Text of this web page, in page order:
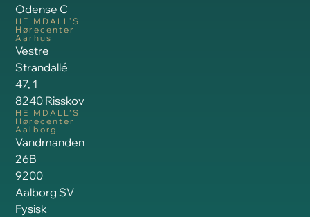
Odense C
HEIMDALL’S
Hørecenter
Aarhus
Vestre
Strandallé
47, 1
8240 Risskov
HEIMDALL’S
Hørecenter
Aalborg
Vandmanden
26B
9200
Aalborg SV
Fysisk